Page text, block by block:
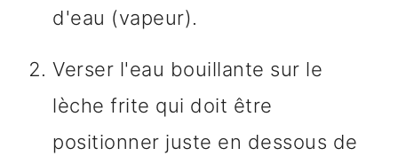
d'eau (vapeur).
Verser l'eau bouillante sur le
lèche frite qui doit être
positionner juste en dessous de